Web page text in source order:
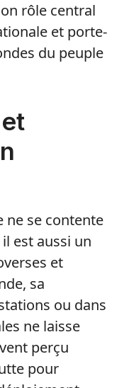
rôle central
et porte-
du peuple
ne se contente
est aussi un
et
sa
ou dans
ne laisse
perçu
pour